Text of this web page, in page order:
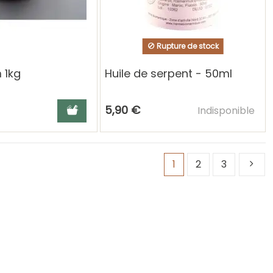
Ajouter au panier
Rupture de stock
Huile de serpent - 50ml
5,90 € Indisponible
Ajouter au
1 2 3